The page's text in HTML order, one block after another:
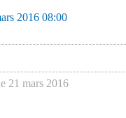
2016 08:00
21 mars 2016